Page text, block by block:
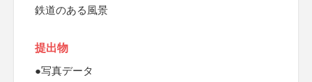
鉄道のある風景
提出物
●写真データ